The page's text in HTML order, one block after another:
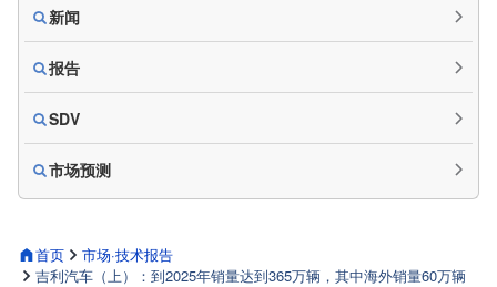
首页
市场·技术报告
吉利汽车（上）：到2025年销量达到365万辆，其中海外销量60万辆
新闻
报告
SDV
市场预测